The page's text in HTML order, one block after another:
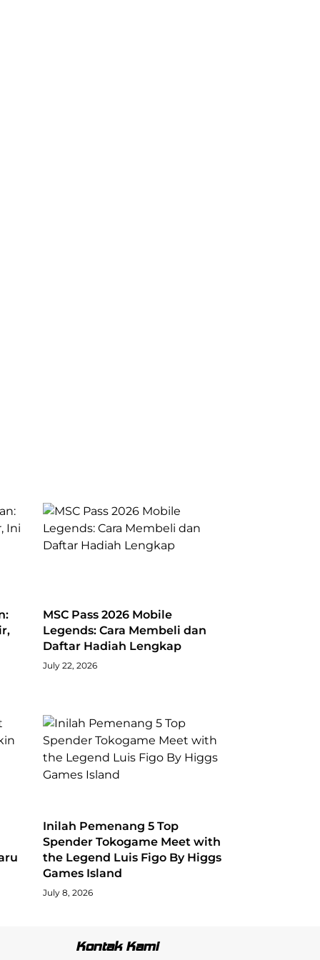
MSC Pass 2026 Mobile
Legends: Cara Membeli dan
Daftar Hadiah Lengkap
July 22, 2026
Inilah Pemenang 5 Top
Spender Tokogame Meet with
the Legend Luis Figo By Higgs
Games Island
July 8, 2026
Kontak Kami